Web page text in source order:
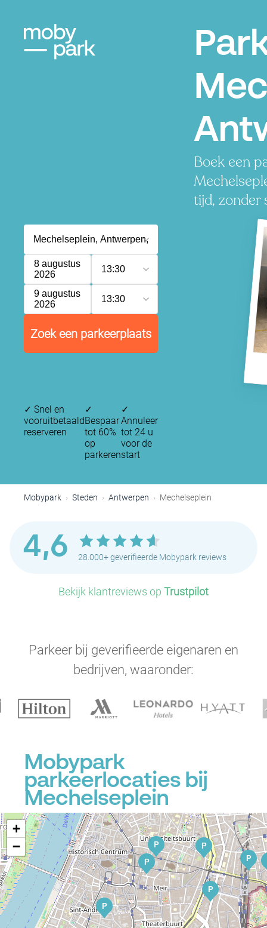
Boek een
tijd, zonder
8 augustus
2026
13:30
9 augustus
2026
13:30
Zoek een parkeerplaats
✓ Snel en
vooruitbetaald
reserveren
✓
Bespaar
tot 60%
op
parkeren
✓
Annuleer
tot 24 u
voor de
start
Mobypark Steden Antwerpen Mechelseplein
4,6 28.000+ geverifieerde Mobypark reviews
Bekijk klantreviews op Trustpilot
Parkeer bij geverifieerde eigenaren en
bedrijven, waaronder:
Mobypark
parkeerlocaties bij
Mechelseplein
P
P
P
P
P
P
+
−